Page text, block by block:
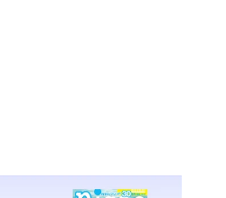
カテゴリ一覧